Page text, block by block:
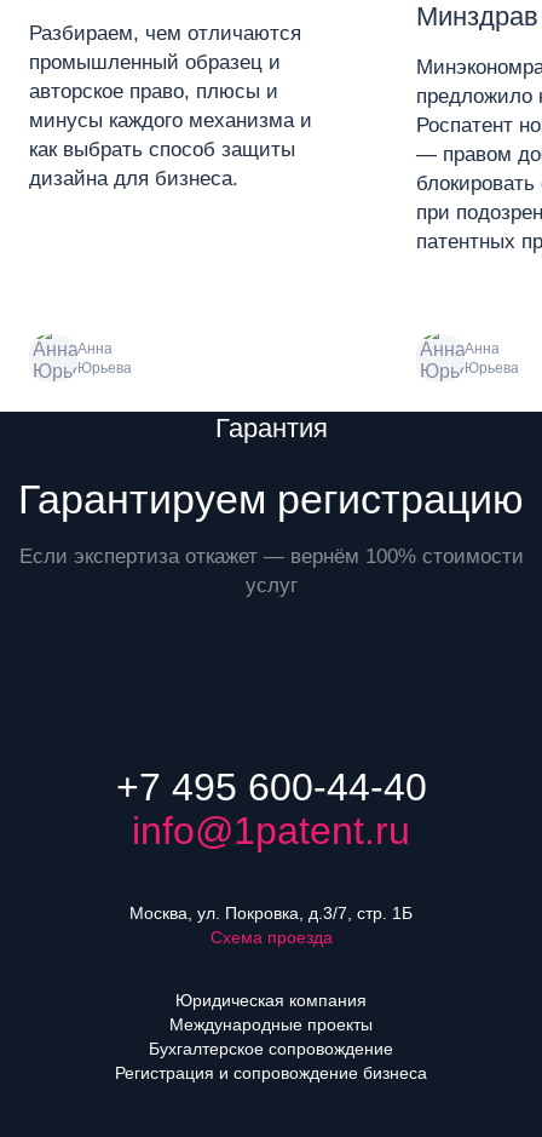
Разбираем, чем отличаются
промышленный образец и
авторское право, плюсы и
минусы каждого механизма и
как выбрать способ защиты
дизайна для бизнеса.
Анна
Юрьева
Минздрав
предложило
Роспатент
— правом
блокировать
при
патентных
Анна
Юрьева
Гарантия
Гарантируем регистрацию
Если экспертиза откажет — вернём 100% стоимости
услуг
+7 495 600-44-40
info@1patent.ru
Москва, ул. Покровка, д.3/7, стр. 1Б
Схема проезда
Юридическая компания
Международные проекты
Бухгалтерское сопровождение
Регистрация и сопровождение бизнеса